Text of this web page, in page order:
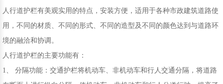
人行道护栏有美观实用的特点，安装方便，适用于各种市政建筑道路使
用，不同的材质、不同的形式、不同的造型及不同的颜色达到与道路环
境的融洽和协调。
人行道护栏的主要功能有：
1、 分隔功能：交通护栏将机动车、非机动车和行人交通分隔，将道路